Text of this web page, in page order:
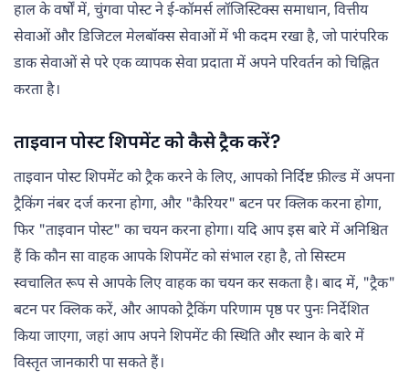
हाल के वर्षों में, चुंगवा पोस्ट ने ई-कॉमर्स लॉजिस्टिक्स समाधान, वित्तीय
सेवाओं और डिजिटल मेलबॉक्स सेवाओं में भी कदम रखा है, जो पारंपरिक
डाक सेवाओं से परे एक व्यापक सेवा प्रदाता में अपने परिवर्तन को चिह्नित
करता है।
ताइवान पोस्ट शिपमेंट को कैसे ट्रैक करें?
ताइवान पोस्ट शिपमेंट को ट्रैक करने के लिए, आपको निर्दिष्ट फ़ील्ड में अपना
ट्रैकिंग नंबर दर्ज करना होगा, और "कैरियर" बटन पर क्लिक करना होगा,
फिर "ताइवान पोस्ट" का चयन करना होगा। यदि आप इस बारे में अनिश्चित
हैं कि कौन सा वाहक आपके शिपमेंट को संभाल रहा है, तो सिस्टम
स्वचालित रूप से आपके लिए वाहक का चयन कर सकता है। बाद में, "ट्रैक"
बटन पर क्लिक करें, और आपको ट्रैकिंग परिणाम पृष्ठ पर पुनः निर्देशित
किया जाएगा, जहां आप अपने शिपमेंट की स्थिति और स्थान के बारे में
विस्तृत जानकारी पा सकते हैं।